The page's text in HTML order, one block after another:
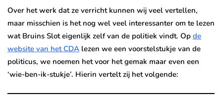
Over het werk dat ze verricht kunnen wij veel vertellen,
maar misschien is het nog wel veel interessanter om te lezen
wat Bruins Slot eigenlijk zelf van de politiek vindt. Op de
website van het CDA lezen we een voorstelstukje van de
politicus, we noemen het voor het gemak maar even een
‘wie-ben-ik-stukje’. Hierin vertelt zij het volgende: